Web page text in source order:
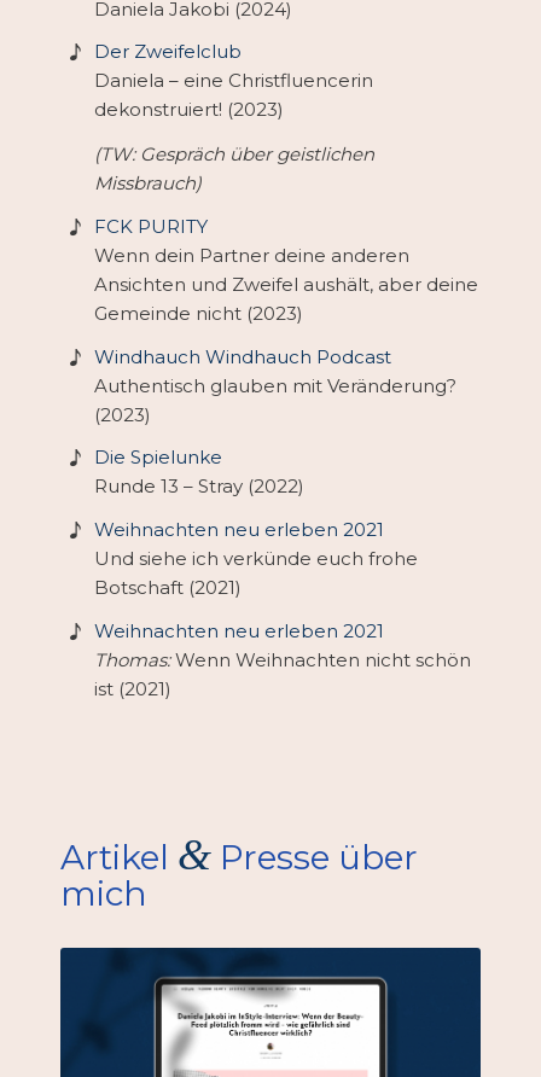
Daniela Jakobi (2024)
Der Zweifelclub
Daniela – eine Christfluencerin
dekonstruiert! (2023)
(TW: Gespräch über geistlichen
Missbrauch)
FCK PURITY
Wenn dein Partner deine anderen
Ansichten und Zweifel aushält, aber deine
Gemeinde nicht (2023)
Windhauch Windhauch Podcast
Authentisch glauben mit Veränderung?
(2023)
Die Spielunke
Runde 13 – Stray (2022)
Weihnachten neu erleben 2021
Und siehe ich verkünde euch frohe
Botschaft (2021)
Weihnachten neu erleben 2021
Thomas:Wenn Weihnachten nicht schön
ist (2021)
Artikel & Presse über
mich